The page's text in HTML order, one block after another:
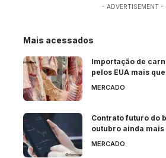
- ADVERTISEMENT -
Mais acessados
Importação de
pelos EUA mais
MERCADO
Contrato futuro do
outubro ainda
MERCADO